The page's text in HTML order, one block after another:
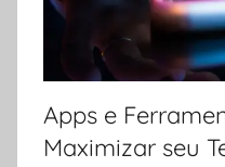
Apps e
Maximizar seu